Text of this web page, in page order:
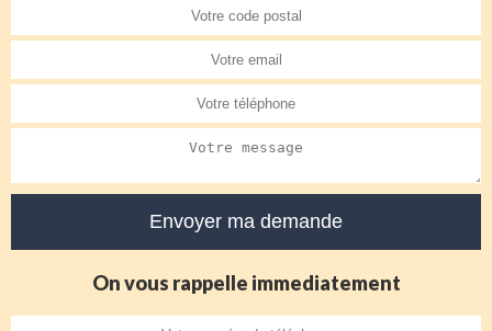
On vous rappelle immediatement